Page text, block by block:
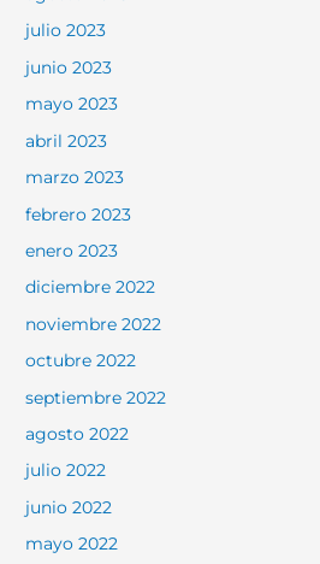
julio 2023
junio 2023
mayo 2023
abril 2023
marzo 2023
febrero 2023
enero 2023
diciembre 2022
noviembre 2022
octubre 2022
septiembre 2022
agosto 2022
julio 2022
junio 2022
mayo 2022